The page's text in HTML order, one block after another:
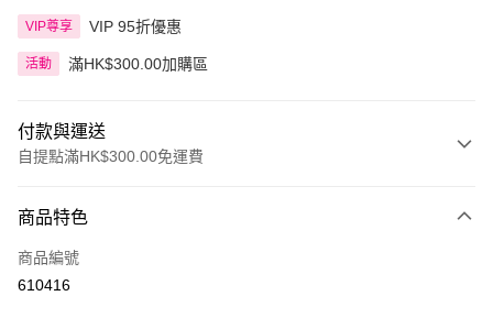
VIP尊享 VIP 95折優惠
活動 滿HK$300.00加購區
付款與運送
自提點滿HK$300.00免運費
信用卡
Apple Pay
商品特色
商品編號
610416